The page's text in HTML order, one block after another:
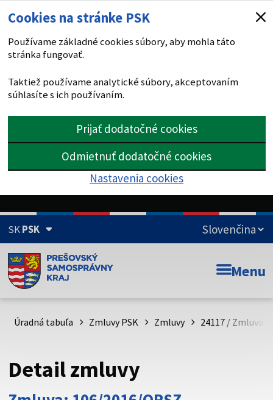
Cookies na stránke PSK
Používame základné cookies súbory, aby mohla táto
stránka fungovať.
Taktiež používame analytické súbory, akceptovaním
súhlasíte s ich používaním.
Prijať dodatočné cookies
Odmietnuť dodatočné cookies
Nastavenia cookies
SKPSK
Doména psk.sk je oficiálna
Toto je oficiálna webová stránka Prešovského
psk.sk.
Buďte pozorní a vždy sa uistite, že zdieľate informácie iba
cez zabezpečenú webovú stránku. Zabezpečená stránka
Menu
Úradná tabuľa Zmluvy PSK Zmluvy 24117 / Zmluva
Detail zmluvy